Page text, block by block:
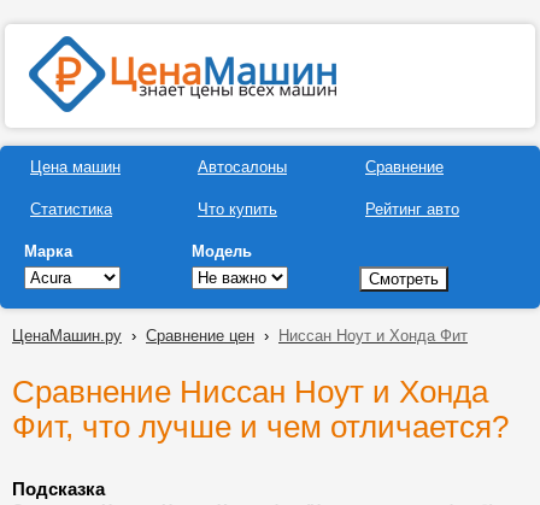
Цена машин
Статистика
Автосалоны
Что купить
Сравнение
Рейтинг авто
Марка Модель
ЦенаМашин.ру › Сравнение цен › Ниссан Ноут и Хонда Фит
Сравнение Ниссан Ноут и Хонда
Фит, что лучше и чем отличается?
Подсказка